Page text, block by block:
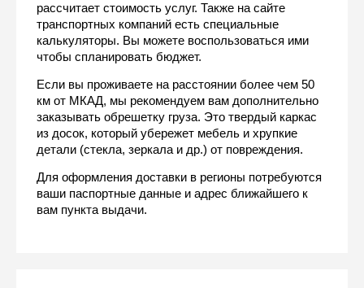
рассчитает стоимость услуг. Также на сайте
транспортных компаний есть специальные
калькуляторы. Вы можете воспользоваться ими
чтобы спланировать бюджет.
Если вы проживаете на расстоянии более чем 50
км от МКАД, мы рекомендуем вам дополнительно
заказывать обрешетку груза. Это твердый каркас
из досок, который убережет мебель и хрупкие
детали (стекла, зеркала и др.) от повреждения.
Для оформления доставки в регионы потребуются
ваши паспортные данные и адрес ближайшего к
вам пункта выдачи.